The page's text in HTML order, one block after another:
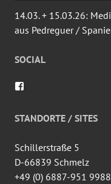
14.03. + 15.03.26:
aus Pedreguer /
SOCIAL
auf
Facebook
STANDORTE / SITES
Schillerstraße 5
D-66839 Schmelz
+49 (0) 6887-951 9988